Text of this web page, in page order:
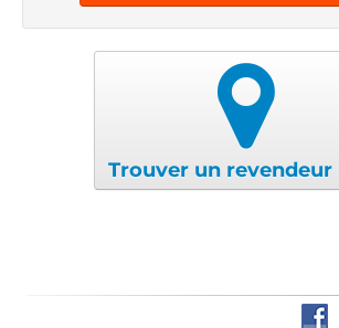
Trouver un revendeur